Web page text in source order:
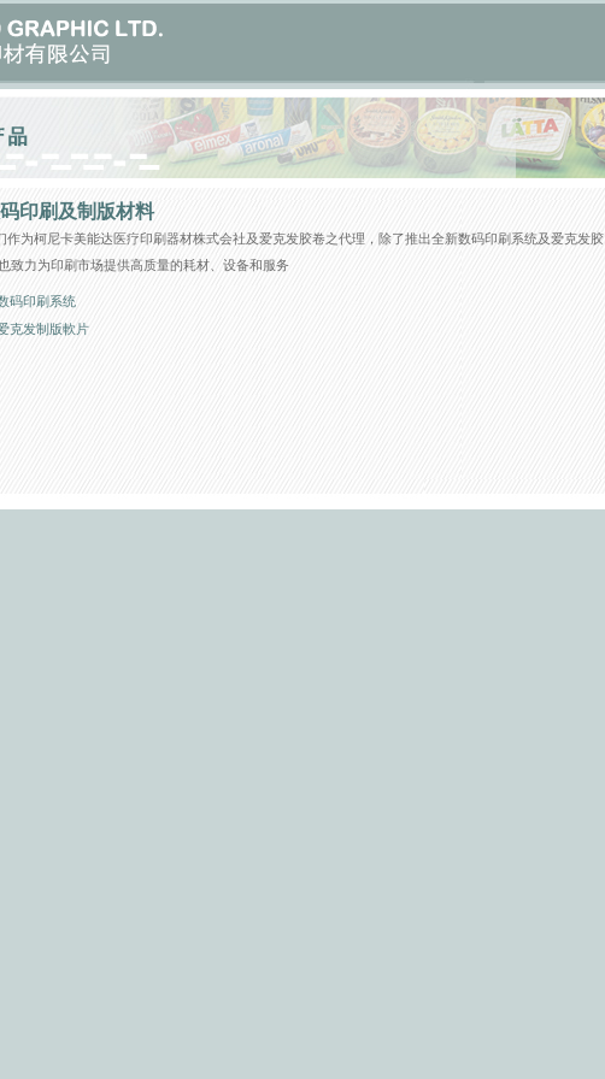
印刷及制版材料
作为柯尼卡美能达医疗印刷器材株式会社及爱克发胶卷之代理，除了推出全新数码印刷系统及爱克发胶
致力为印刷市场提供高质量的耗材、设备和服务
码印刷系统
克发制版軟片